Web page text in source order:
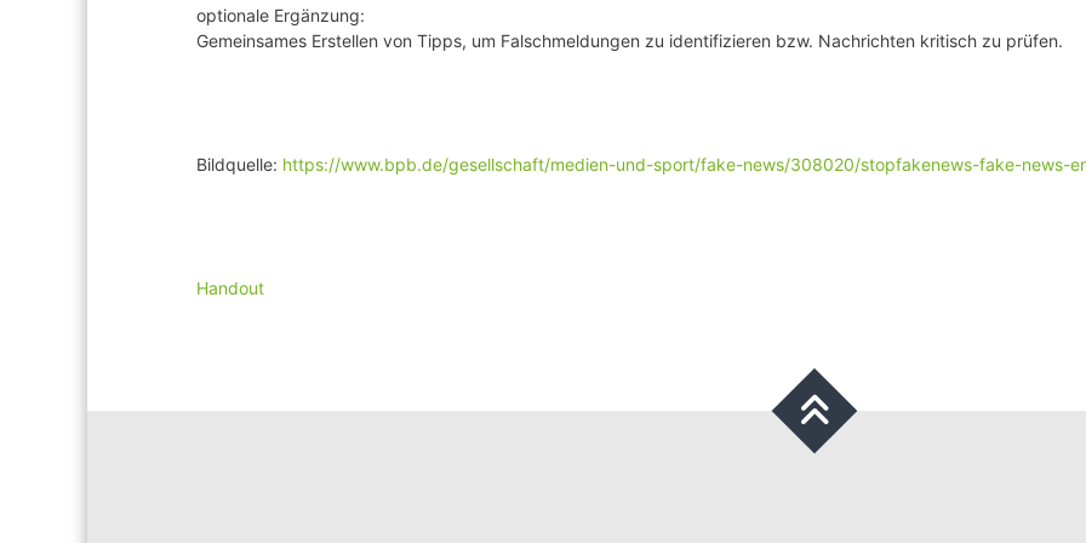
optionale Ergänzung:
Gemeinsames Erstellen von Tipps, um Falschmeldungen zu identifizieren bzw. Nachrichten kritisch zu prüfen.
Bildquelle: https://www.bpb.de/gesellschaft/medien-und-sport/fake-news/308020/stopfakenews-fake-news-
Handout